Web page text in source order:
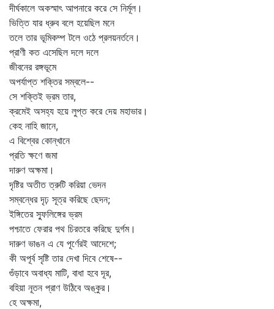
দীর্ঘকালে অকস্মাৎ আপনারে করে সে নির্মূল।
ভিত্তি যার ধ্রুব বলে হয়েছিল মনে
তলে তার ভূমিকম্প টলে ওঠে প্রলয়নর্তনে।
প্রাণী কত এসেছিল দলে দলে
জীবনের রঙ্গভূমে
অপর্যাপ্ত শক্তির সম্বলে--
সে শক্তিই ভ্রম তার,
ক্রমেই অসহ্য হয়ে লুপ্ত করে দেয় মহাভার।
কেহ নাহি জানে,
এ বিশ্বের কোন্‌খানে
প্রতি ক্ষণে জমা
দারুণ অক্ষমা।
দৃষ্টির অতীত ত্রুটি করিয়া ভেদন
সম্বন্ধের দৃঢ় সূত্র করিছে ছেদন;
ইঙ্গিতের স্ফুলিঙ্গের ভ্রম
পশ্চাতে ফেরার পথ চিরতরে করিছে দুর্গম।
দারুণ ভাঙন এ যে পূর্ণেরই আদেশে;
কী অপূর্ব সৃষ্টি তার দেখা দিবে শেষে--
গুঁড়াবে অবাধ্য মাটি, বাধা হবে দূর,
বহিয়া নূতন প্রাণ উঠিবে অঙ্কুর।
হে অক্ষমা,